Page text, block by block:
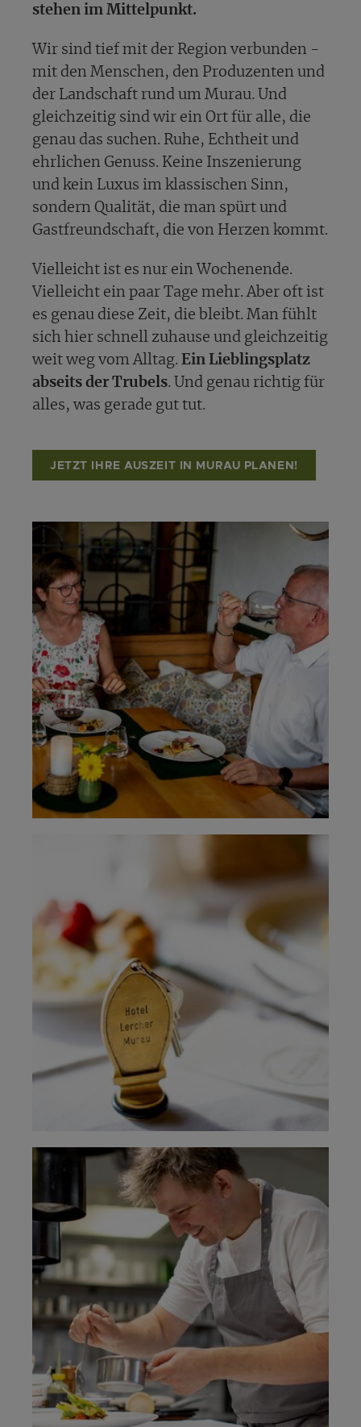
stehen im Mittelpunkt.
Wir sind tief mit der Region verbunden -
mit den Menschen, den Produzenten und
der Landschaft rund um Murau. Und
gleichzeitig sind wir ein Ort für alle, die
genau das suchen. Ruhe, Echtheit und
ehrlichen Genuss. Keine Inszenierung
und kein Luxus im klassischen Sinn,
sondern Qualität, die man spürt und
Gastfreundschaft, die von Herzen kommt.
Vielleicht ist es nur ein Wochenende.
Vielleicht ein paar Tage mehr. Aber oft ist
es genau diese Zeit, die bleibt. Man fühlt
sich hier schnell zuhause und gleichzeitig
weit weg vom Alltag. Ein Lieblingsplatz
abseits der Trubels. Und genau richtig für
alles, was gerade gut tut.
JETZT IHRE AUSZEIT IN MURAU PLANEN!